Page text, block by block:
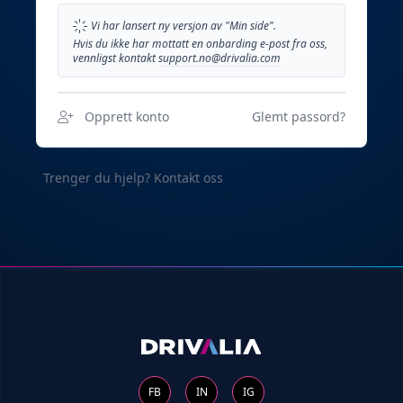
Vi har lansert ny versjon av "Min side".
Hvis du ikke har mottatt en onbarding e-post fra oss,
vennligst kontaktsupport.no@drivalia.com
Opprett konto Glemt passord?
Trenger du hjelp? Kontakt oss
FB IN IG